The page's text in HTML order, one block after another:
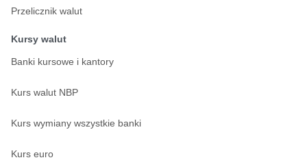
Przelicznik walut
Kursy walut
Banki kursowe i kantory
Kurs walut NBP
Kurs wymiany wszystkie banki
Kurs euro